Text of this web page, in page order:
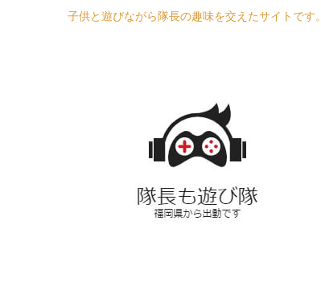
子供と遊びながら隊長の趣味を交えたサイトです。